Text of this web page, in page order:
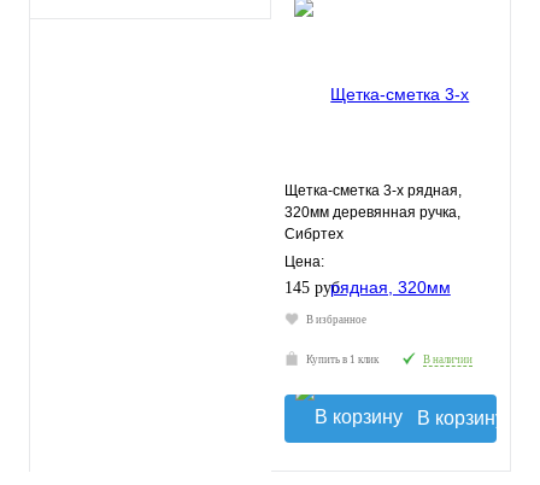
Щетка-сметка 3-х рядная,
320мм деревянная ручка,
Сибртех
Цена:
145 руб.
В избранное
Купить в 1 клик В наличии
В корзину